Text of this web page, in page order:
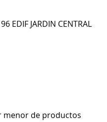
EDIF JARDIN CENTRAL
menor de productos